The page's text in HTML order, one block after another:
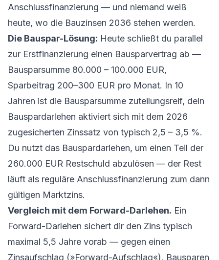
Anschlussfinanzierung — und niemand weiß
heute, wo die Bauzinsen 2036 stehen werden.
Die Bauspar-Lösung: Heute schließt du parallel
zur Erstfinanzierung einen Bausparvertrag ab —
Bausparsumme 80.000 – 100.000 EUR,
Sparbeitrag 200–300 EUR pro Monat. In 10
Jahren ist die Bausparsumme zuteilungsreif, dein
Bauspardarlehen aktiviert sich mit dem 2026
zugesicherten Zinssatz von typisch 2,5 – 3,5 %.
Du nutzt das Bauspardarlehen, um einen Teil der
260.000 EUR Restschuld abzulösen — der Rest
läuft als reguläre Anschlussfinanzierung zum dann
gültigen Marktzins.
Vergleich mit dem Forward-Darlehen. Ein
Forward-Darlehen sichert dir den Zins typisch
maximal 5,5 Jahre vorab — gegen einen
Zinsaufschlag (»Forward-Aufschlag«). Bausparen